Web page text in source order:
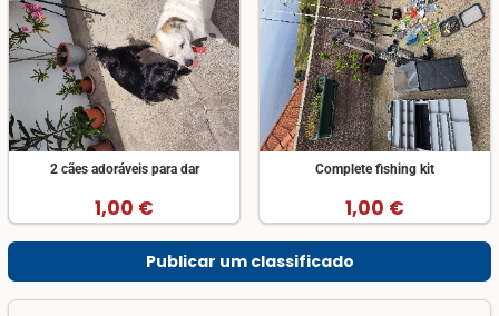
2 cães adoráveis para dar
1,00 €
Complete fishing kit
1,00 €
Publicar um classificado